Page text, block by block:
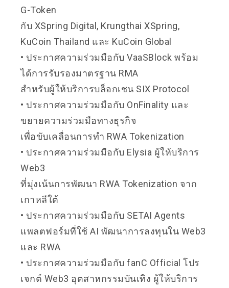
G-Token
กับ XSpring Digital, Krungthai XSpring,
KuCoin Thailand และ KuCoin Global
• ประกาศความร่วมมือกับ VaaSBlock พร้อม
ได้การรับรองมาตรฐาน RMA
สำหรับผู้ให้บริการบล็อกเชน SIX Protocol
• ประกาศความร่วมมือกับ OnFinality และ
ขยายความร่วมมือทางธุรกิจ
เพื่อขับเคลื่อนการทำ RWA Tokenization
• ประกาศความร่วมมือกับ Elysia ผู้ให้บริการ
Web3
ที่มุ่งเน้นการพัฒนา RWA Tokenization จาก
เกาหลีใต้
• ประกาศความร่วมมือกับ SETAI Agents
แพลตฟอร์มที่ใช้ AI พัฒนาการลงทุนใน Web3
และ RWA
• ประกาศความร่วมมือกับ fanC Official โปร
เจกต์ Web3 อุตสาหกรรมบันเทิง ผู้ให้บริการ